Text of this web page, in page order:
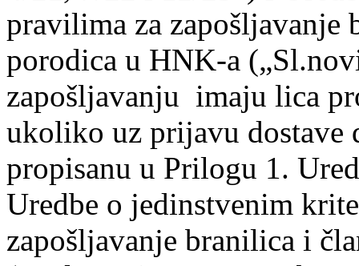
pravilima za
porodica u HNK-a
zapošljavanju imaju lica
ukoliko uz prijavu dostave
propisanu u Prilogu 1.
Uredbe o jedinstvenim
zapošljavanje branilica i